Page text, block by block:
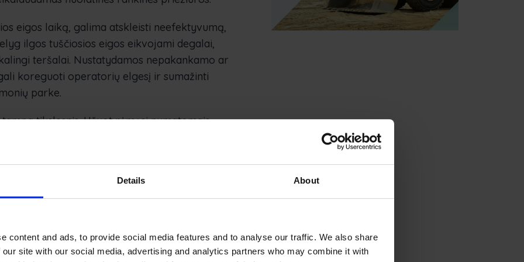
Details About
content and ads, to provide social media features and to analyse our traffic. We also share
site with our social media, advertising and analytics partners who may combine it with
eigos laiką, galima atskleisti neefektyvumą,
ilgos tuščiosios eigos eikvojami degalai,
teršalai. Nustatydamos nepakankamo ar
koreguoti operatorių elgesį ir sumažinti
parke.
tikslesnis. Užuot rėmęsi numatomais
planuoti techninę priežiūrą remdamosi
kad įranga bus aptarnaujama tada,
prailgina turto tarnavimo laiką ir sumažina
pat padeda aiškiau apibrėžti vidinius
tarp projektų, GPS duomenys leidžia
naudojamas. Tai padidina sąskaitų tikslumą